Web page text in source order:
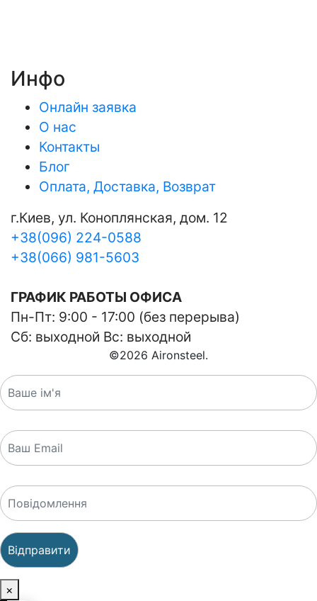
Инфо
Онлайн заявка
О нас
Контакты
Блог
Оплата, Доставка, Возврат
г.Киев, ул. Коноплянская, дом. 12
+38(096) 224-0588
+38(066) 981-5603
ГРАФИК РАБОТЫ ОФИСА
Пн-Пт: 9:00 - 17:00 (без перерыва)
Сб: выходной Вс: выходной
©2026 Aironsteel.
×